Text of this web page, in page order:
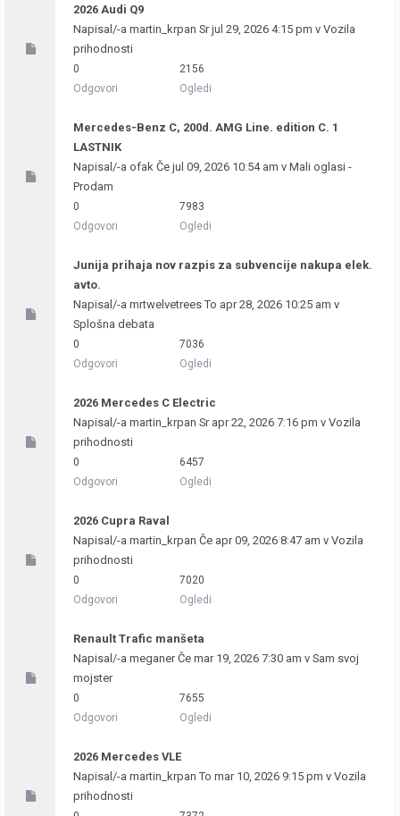
2026 Audi Q9
Napisal/-a martin_krpan Sr jul 29, 2026 4:15 pm v Vozila
prihodnosti
0
Odgovori
2156
Ogledi
Mercedes-Benz C, 200d. AMG Line. edition C. 1
LASTNIK
Napisal/-a ofak Če jul 09, 2026 10:54 am v Mali oglasi -
Prodam
0
Odgovori
7983
Ogledi
Junija prihaja nov razpis za subvencije nakupa elek.
avto.
Napisal/-a mrtwelvetreesTo apr 28, 2026 10:25 am v
Splošna debata
0
Odgovori
7036
Ogledi
2026 Mercedes C Electric
Napisal/-a martin_krpan Sr apr 22, 2026 7:16 pm v Vozila
prihodnosti
0
Odgovori
6457
Ogledi
2026 Cupra Raval
Napisal/-a martin_krpan Če apr 09, 2026 8:47 am v Vozila
prihodnosti
0
Odgovori
7020
Ogledi
Renault Trafic manšeta
Napisal/-a meganerČe mar 19, 2026 7:30 am v Sam svoj
mojster
0
Odgovori
7655
Ogledi
2026 Mercedes VLE
Napisal/-a martin_krpan To mar 10, 2026 9:15 pm v Vozila
prihodnosti